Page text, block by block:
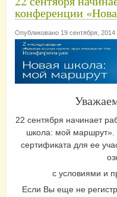
конференции
Опубликовано 19 сентября,
22 сентября начинает
школа: мой маршрут».
сертификата для ее
с условиями и
Если Вы еще не